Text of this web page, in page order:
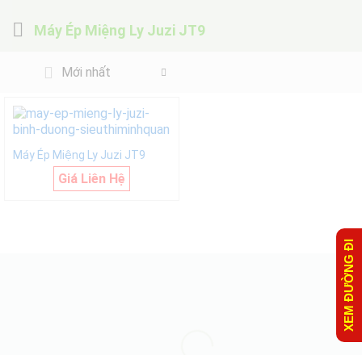
Máy Ép Miệng Ly Juzi JT9
Mới nhất
Máy Ép Miệng Ly Juzi JT9
Giá Liên Hệ
XEM ĐƯỜNG ĐI